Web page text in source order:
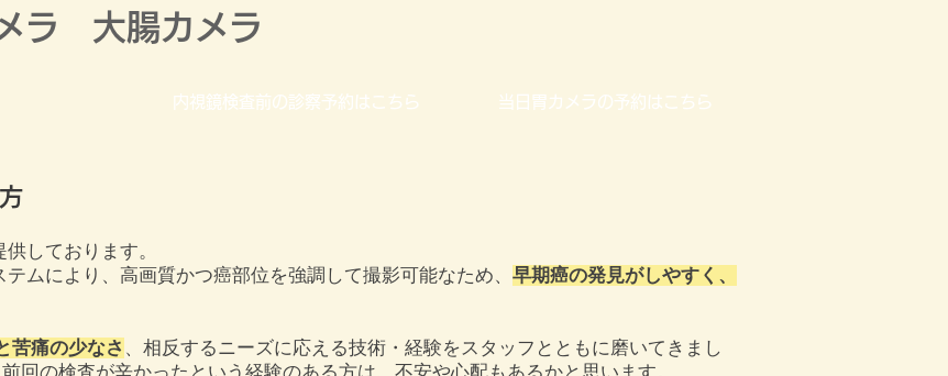
ラ 大腸カメラ
内視鏡検査前の診察予約はこちら 当日胃カメラの予約はこちら
供しております。
ムにより、高画質かつ癌部位を強調して撮影可能なため、 早期癌の発見がしやすく、
苦痛の少なさ 、相反するニーズに応える技術・経験をスタッフとともに磨いてきまし